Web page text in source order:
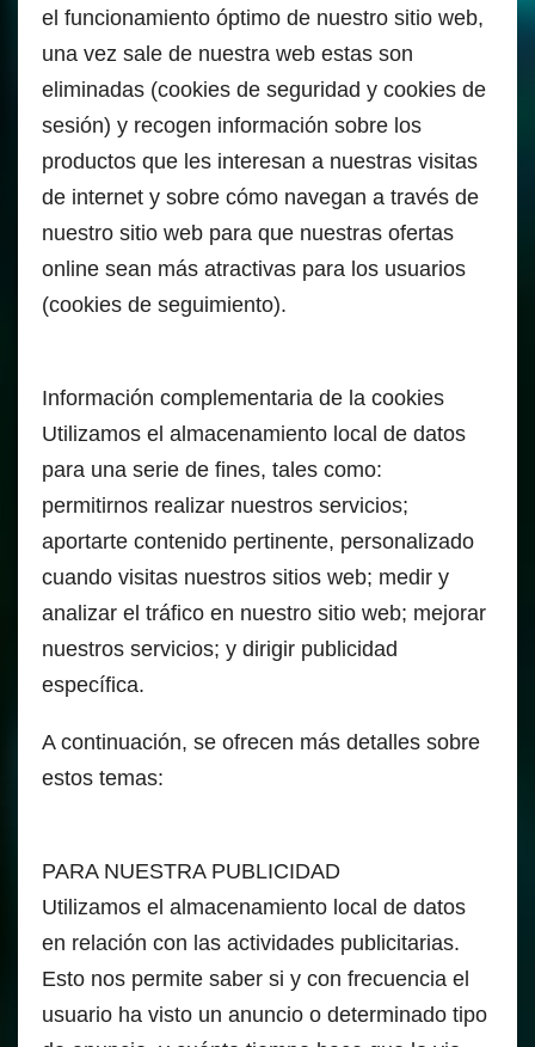
el funcionamiento óptimo de nuestro sitio web,
una vez sale de nuestra web estas son
eliminadas (cookies de seguridad y cookies de
sesión) y recogen información sobre los
productos que les interesan a nuestras visitas
de internet y sobre cómo navegan a través de
nuestro sitio web para que nuestras ofertas
online sean más atractivas para los usuarios
(cookies de seguimiento).
Información complementaria de la cookies
Utilizamos el almacenamiento local de datos
para una serie de fines, tales como:
permitirnos realizar nuestros servicios;
aportarte contenido pertinente, personalizado
cuando visitas nuestros sitios web; medir y
analizar el tráfico en nuestro sitio web; mejorar
nuestros servicios; y dirigir publicidad
específica.
A continuación, se ofrecen más detalles sobre
estos temas:
PARA NUESTRA PUBLICIDAD
Utilizamos el almacenamiento local de datos
en relación con las actividades publicitarias.
Esto nos permite saber si y con frecuencia el
usuario ha visto un anuncio o determinado tipo